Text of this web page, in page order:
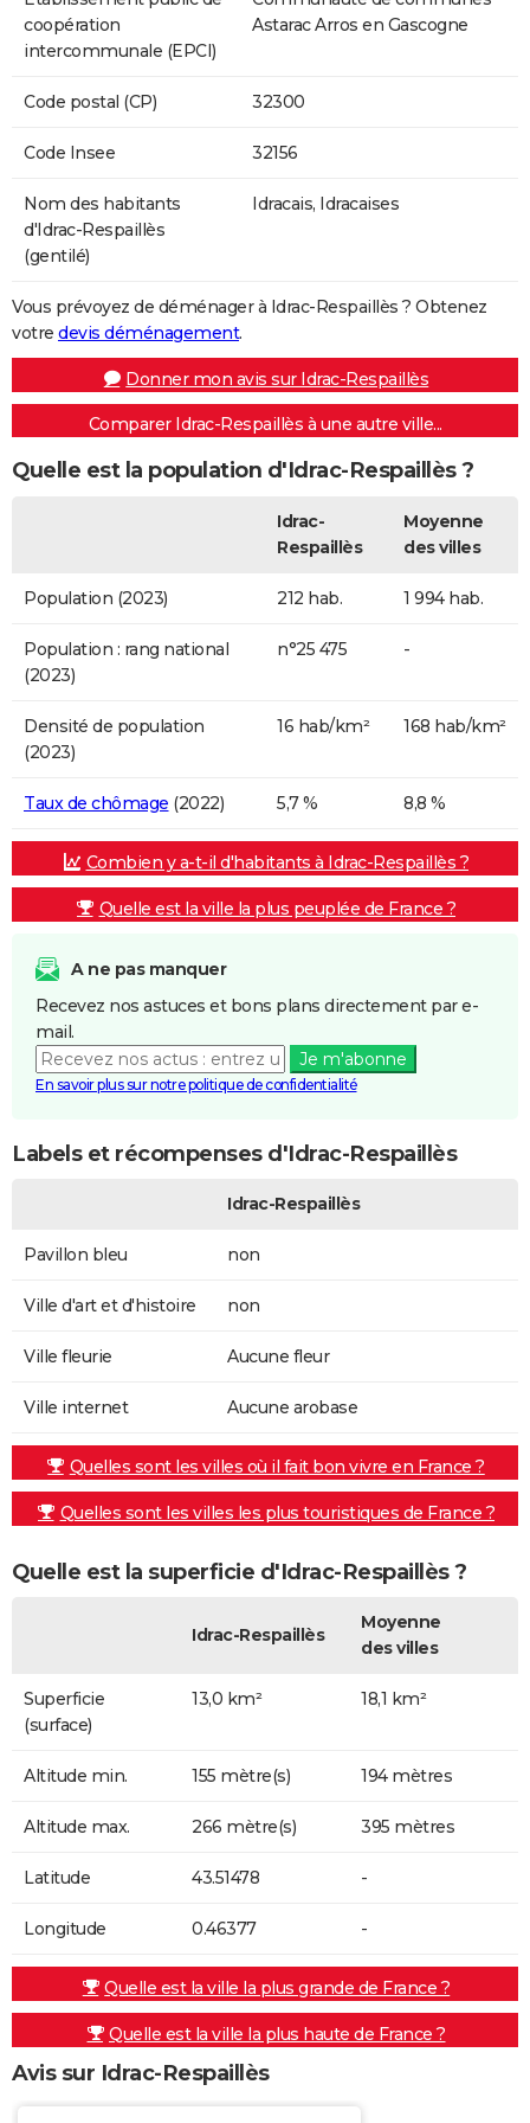
coopération
intercommunale (EPCI)
Astarac Arros en Gascogne
Code postal (CP) 32300
Code Insee 32156
Nom des habitants
d'Idrac-Respaillès
(gentilé)
Idracais, Idracaises
Vous prévoyez de déménager à Idrac-Respaillès ? Obtenez
votre devis déménagement.
Donner mon avis sur Idrac-Respaillès
Comparer Idrac-Respaillès à une autre ville...
Quelle est la population d'Idrac-Respaillès ?
Idrac-
Respaillès
Moyenne
des villes
Population (2023) 212 hab. 1 994 hab.
Population : rang national
(2023)
n°25 475 -
Densité de population
(2023)
16 hab/km² 168 hab/km²
Taux de chômage (2022) 5,7 % 8,8 %
Combien y a-t-il d'habitants à Idrac-Respaillès ?
Quelle est la ville la plus peuplée de France ?
A ne pas manquer
Recevez nos astuces et bons plans directement par e-
mail.
Je m'abonne
En savoir plus sur notre politique de confidentialité
Labels et récompenses d'Idrac-Respaillès
Idrac-Respaillès
Pavillon bleu non
Ville d'art et d'histoire non
Ville fleurie Aucune fleur
Ville internet Aucune arobase
Quelles sont les villes où il fait bon vivre en France ?
Quelles sont les villes les plus touristiques de France ?
Quelle est la superficie d'Idrac-Respaillès ?
Idrac-Respaillès
Moyenne
des villes
Superficie
(surface)
13,0 km² 18,1 km²
Altitude min. 155 mètre(s) 194 mètres
Altitude max. 266 mètre(s) 395 mètres
Latitude 43.51478 -
Longitude 0.46377 -
Quelle est la ville la plus grande de France ?
Quelle est la ville la plus haute de France ?
Avis sur Idrac-Respaillès